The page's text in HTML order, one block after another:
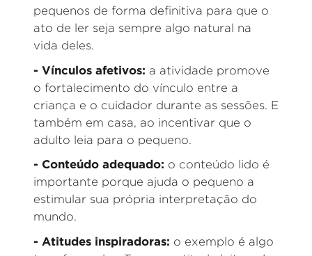
pequenos de forma definitiva para que o
ato de ler seja sempre algo natural na
vida deles.
- Vínculos afetivos: a atividade promove
o fortalecimento do vínculo entre a
criança e o cuidador durante as sessões. E
também em casa, ao incentivar que o
adulto leia para o pequeno.
- Conteúdo adequado: o conteúdo lido é
importante porque ajuda o pequeno a
estimular sua própria interpretação do
mundo.
- Atitudes inspiradoras: o exemplo é algo